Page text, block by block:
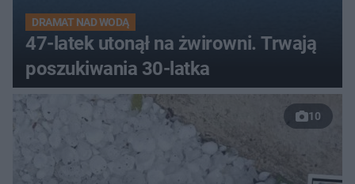
DRAMAT NAD WODĄ
47-latek utonął na żwirowni. Trwają
poszukiwania 30-latka
10